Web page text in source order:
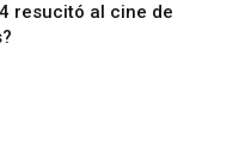
resucitó al cine de